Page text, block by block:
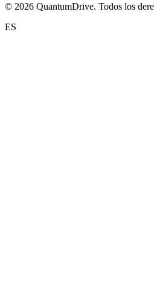
© 2026 QuantumDrive. Todos los
ES